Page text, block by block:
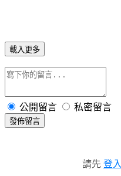
載入更多
公開留言 私密留言
發佈留言
請先 登入